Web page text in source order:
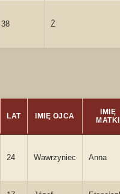
38 Ż
LAT IMIĘ OJCA
IMIĘ
MATKI
24 Wawrzyniec Anna